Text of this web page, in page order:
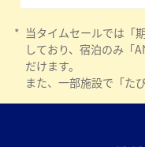
* 当タイムセールでは「
しており、宿泊のみ「
だけます。
また、一部施設で「た